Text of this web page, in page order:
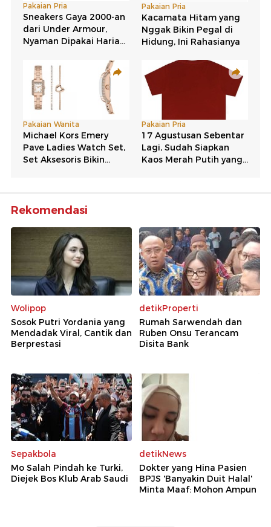
Rekomendasi
Wolipop
Sosok Putri Yordania yang
Mendadak Viral, Cantik dan
Berprestasi
detikProperti
Rumah Sarwendah dan
Ruben Onsu Terancam
Disita Bank
Sepakbola
Mo Salah Pindah ke Turki,
Diejek Bos Klub Arab Saudi
detikNews
Dokter yang Hina Pasien
BPJS 'Banyakin Duit Halal'
Minta Maaf: Mohon Ampun